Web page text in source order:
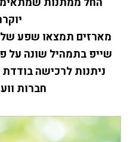
מארזים תמצאו שפע של
שייפ בתמהיל שונה על
ניתנות לרכישה בודדת
חברות